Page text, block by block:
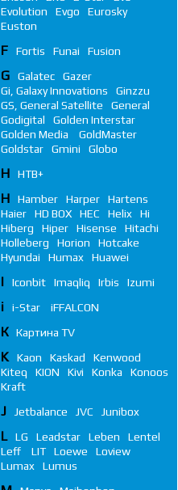
Evolution
Evgo
Eurosky
Euston
F Fortis Funai Fusion
G Galatec
Gazer
Gi, Galaxy Innovations
Ginzzu
GS, General Satellite
General
Godigital
Golden Interstar
Golden Media
GoldMaster
Goldstar
Gmini Globo
Н НТВ+
H Hamber Harper
Hartens
Haier
HD BOX HEC Helix
Hi
Hiberg
Hiper Hisense
Hitachi
Holleberg
Horion
Hotcake
Hyundai
Humax Huawei
I Iconbit Imaqliq Irbis Izumi
i i-Star iFFALСON
К Картина TV
K Kaon Kaskad
Kenwood
Kiteq
KION Kivi Konka
Konoos
Kraft
J Jetbalance JVC Junibox
L LG Leadstar Leben
Lentel
Leff
LIT Loewe
Loview
Lumax
Lumus